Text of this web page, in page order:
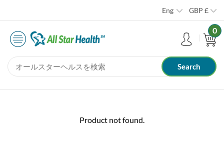
Eng GBP £
0
Product not found.